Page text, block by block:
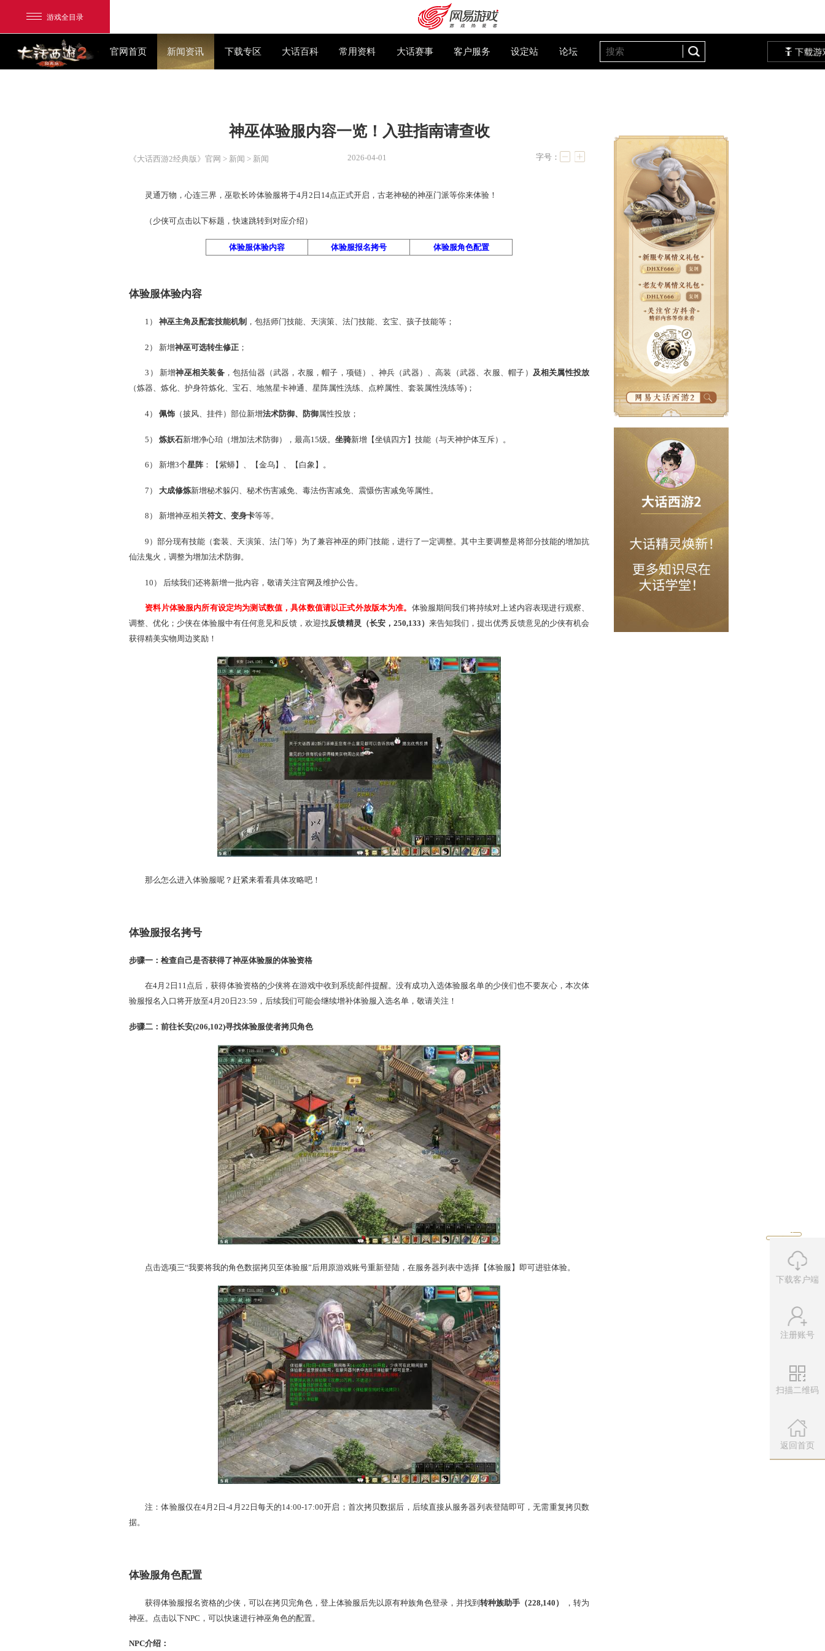
游戏全目录
大话2经典版
购卡充值 客服中心
官网首页 新闻资讯 设定站 论坛
《大话西游2经典版》官网>新闻> 新闻
神巫体验服内容一览！入驻指南请查收
2026-04-01 字号：
体验服体验内容
1）神巫主角及配套技能机制，包括师门技能、天演策、法门技能、玄宝、孩子技能等；
2） 新增神巫可选转生修正；
3） 新增神巫相关装备 ，包括仙器（武器，衣服，帽子，项链）、神兵（武器）、高装（武器、衣服、帽子）
及相关属性投放
（炼器、炼化、护身符炼化、宝石、地煞星卡神通、星阵属性洗练、点粹属性、套装属性洗练等)；
4）佩饰（披风、挂件）部位新增法术防御、防御属性投放；
6） 新增3个星阵
7）大成修炼 新增秘术躲闪、秘术伤害减免、毒法伤害减免、震慑伤害减免等属性。
8） 新增神巫相关符文、变身卡等等。
仙法鬼火，调整为增加法术防御。
10） 后续我们还将新增一批内容，敬请关注官网及维护公告。
资料片体验服内所有设定均为测试数值，具体数值请以正式外放版本为准。体验服期间我们将持续对上述内容表现进行观察、
调整、优化；少侠在体验服中有任何意见和反馈，欢迎找 反馈精灵（长安，250,133）
获得精美实物周边奖励！
那么怎么进入体验服呢？赶紧来看看具体攻略吧！
体验服报名拷号
步骤一：检查自己是否获得了神巫体验服的体验资格
在4月2日11点后，获得体验资格的少侠将在游戏中收到系统邮件提醒。没有成功入选体验服名单的少侠们也不要灰心，本次体
验服报名入口将开放至4月20日23:59，后续我们可能会继续增补体验服入选名单，敬请关注！
步骤二：前往长安(206,102)寻找体验服使者拷贝角色
下载客户端
注册账号
扫描二维码
微信公
扫描左侧二
返回首页